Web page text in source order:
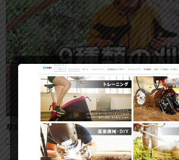
草刈機の草刈り刃｜全9種類一挙紹介！オススメ
草刈り機